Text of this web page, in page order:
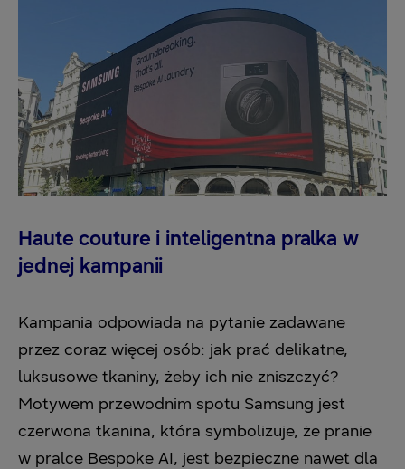
Haute couture i inteligentna pralka w
jednej kampanii
Kampania odpowiada na pytanie zadawane
przez coraz więcej osób: jak prać delikatne,
luksusowe tkaniny, żeby ich nie zniszczyć?
Motywem przewodnim spotu Samsung jest
czerwona tkanina, która symbolizuje, że pranie
w pralce Bespoke AI, jest bezpieczne nawet dla